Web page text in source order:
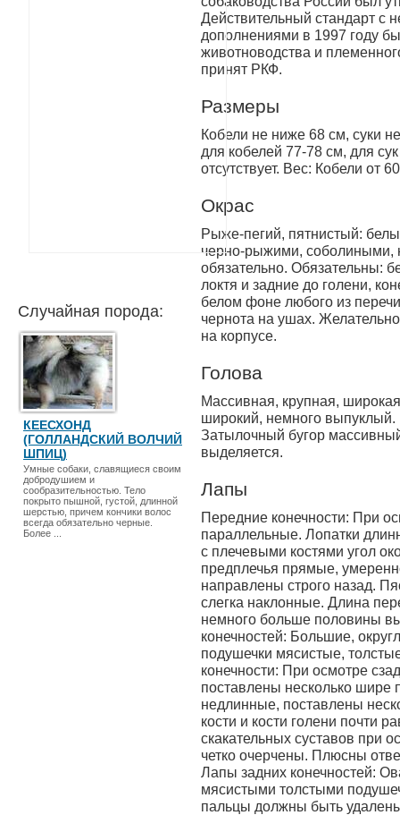
Случайная порода:
КЕЕСХОНД
(ГОЛЛАНДСКИЙ ВОЛЧИЙ
ШПИЦ)
Умные собаки, славящиеся своим
добродушием и
сообразительностью. Тело
покрыто пышной, густой, длинной
шерстью, причем кончики волос
всегда обязательно черные.
Более ...
Действительный стандарт с
дополнениями в 1997 году
животноводства и
принят РКФ.
Размеры
Кобели не ниже 68 см, суки
для кобелей 77-78 см, для
отсутствует. Вес: Кобели от
Окрас
Рыже-пегий, пятнистый:
черно-рыжими, соболиными,
обязательно. Обязательны:
локтя и задние до голени,
белом фоне любого из
чернота на ушах.
на корпусе.
Голова
Массивная, крупная,
широкий, немного
Затылочный бугор
выделяется.
Лапы
Передние конечности: При
параллельные. Лопатки
с плечевыми костями угол
предплечья прямые,
направлены строго назад.
слегка наклонные. Длина
немного больше половины
конечностей: Большие,
подушечки мясистые,
конечности: При осмотре
поставлены несколько шире
недлинные, поставлены
кости и кости голени почти
скакательных суставов при
четко очерчены. Плюсны
Лапы задних конечностей:
мясистыми толстыми
пальцы должны быть